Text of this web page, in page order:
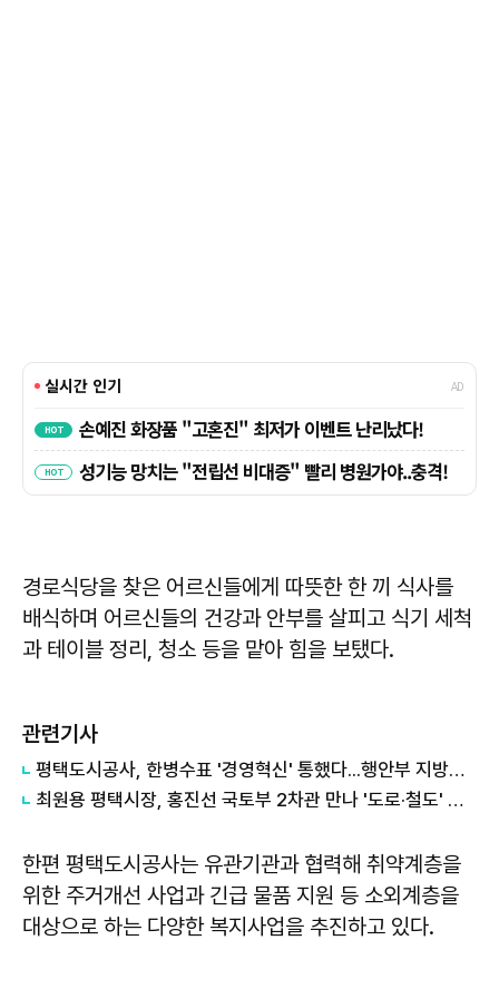
경로식당을 찾은 어르신들에게 따뜻한 한 끼 식사를
배식하며 어르신들의 건강과 안부를 살피고 식기 세척
과 테이블 정리, 청소 등을 맡아 힘을 보탰다.
관련기사
평택도시공사, 한병수표 '경영혁신' 통했다...행안부 지방공기업 경영평가 '나'등급 전국 2위 쾌거
최원용 평택시장, 홍진선 국토부 2차관 만나 '도로·철도' 관련 정책 건의
한편 평택도시공사는 유관기관과 협력해 취약계층을
위한 주거개선 사업과 긴급 물품 지원 등 소외계층을
대상으로 하는 다양한 복지사업을 추진하고 있다.